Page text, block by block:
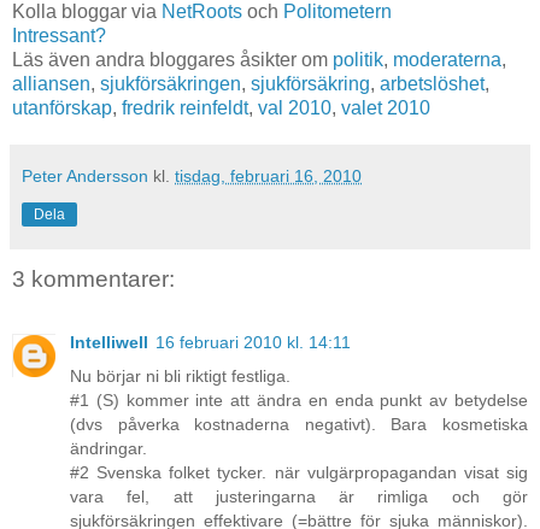
Kolla bloggar via NetRoots och Politometern
Intressant?
Läs även andra bloggares åsikter om politik, moderaterna,
alliansen, sjukförsäkringen, sjukförsäkring, arbetslöshet,
utanförskap, fredrik reinfeldt, val 2010, valet 2010
Peter Andersson kl. tisdag, februari 16, 2010
Dela
3 kommentarer:
Intelliwell 16 februari 2010 kl. 14:11
Nu börjar ni bli riktigt festliga.
#1 (S) kommer inte att ändra en enda punkt av betydelse
(dvs påverka kostnaderna negativt). Bara kosmetiska
ändringar.
#2 Svenska folket tycker. när vulgärpropagandan visat sig
vara fel, att justeringarna är rimliga och gör
sjukförsäkringen effektivare (=bättre för sjuka människor).